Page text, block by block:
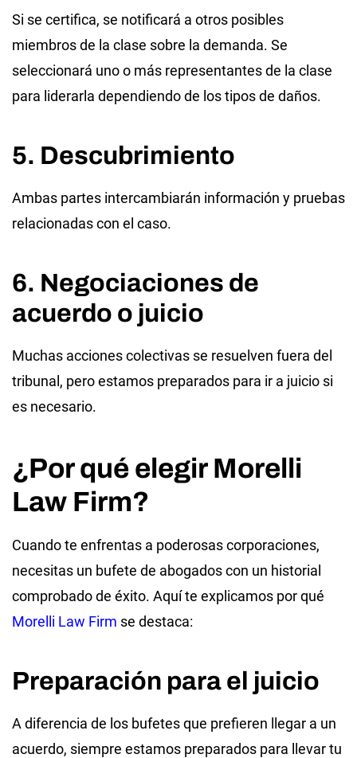
Si se certifica, se notificará a otros posibles
miembros de la clase sobre la demanda. Se
seleccionará uno o más representantes de la clase
para liderarla dependiendo de los tipos de daños.
5. Descubrimiento
Ambas partes intercambiarán información y pruebas
relacionadas con el caso.
6. Negociaciones de
acuerdo o juicio
Muchas acciones colectivas se resuelven fuera del
tribunal, pero estamos preparados para ir a juicio si
es necesario.
¿Por qué elegir Morelli
Law Firm?
Cuando te enfrentas a poderosas corporaciones,
necesitas un bufete de abogados con un historial
comprobado de éxito. Aquí te explicamos por qué
Morelli Law Firm se destaca:
Preparación para el juicio
A diferencia de los bufetes que prefieren llegar a un
acuerdo, siempre estamos preparados para llevar tu